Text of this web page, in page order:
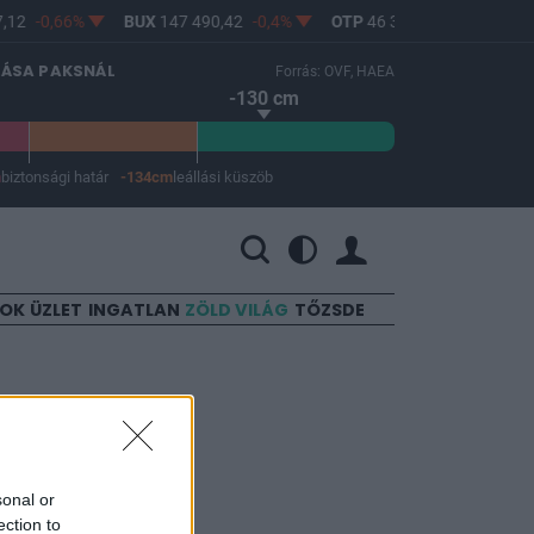
or
to
-0,66% BUX147 490,42 -0,4% OTP 46 380
PAKSNÁL Forrás: OVF, HAEA
-130 cm
biztonsági határ -134cm leállási küszöb
ÜZLET INGATLAN ZÖLD VILÁG TŐZSDE